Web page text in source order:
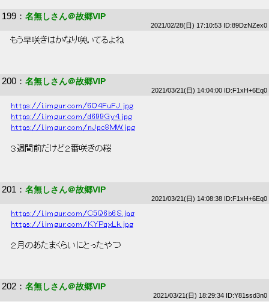
199 ： 名無しさん＠故郷VIP
2021/02/28(日) 17:10:53 ID:89DzNZex0
もう早咲きはかなり咲いてるよね
200 ： 名無しさん＠故郷VIP
2021/03/21(日) 14:04:00 ID:F1xH+6Eq0
https://i.imgur.com/6O4FuFJ.jpg
https://i.imgur.com/d699Gy4.jpg
https://i.imgur.com/nJpc8MW.jpg
３週間前だけど２番咲きの桜
201 ： 名無しさん＠故郷VIP
2021/03/21(日) 14:08:38 ID:F1xH+6Eq0
https://i.imgur.com/C5Q6b6S.jpg
https://i.imgur.com/KYPqxLk.jpg
２月のあたまくらいにとったやつ
202 ： 名無しさん＠故郷VIP
2021/03/21(日) 18:29:34 ID:Y81ssd3n0